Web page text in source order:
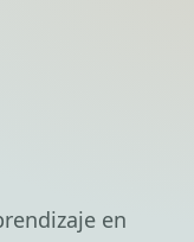
en